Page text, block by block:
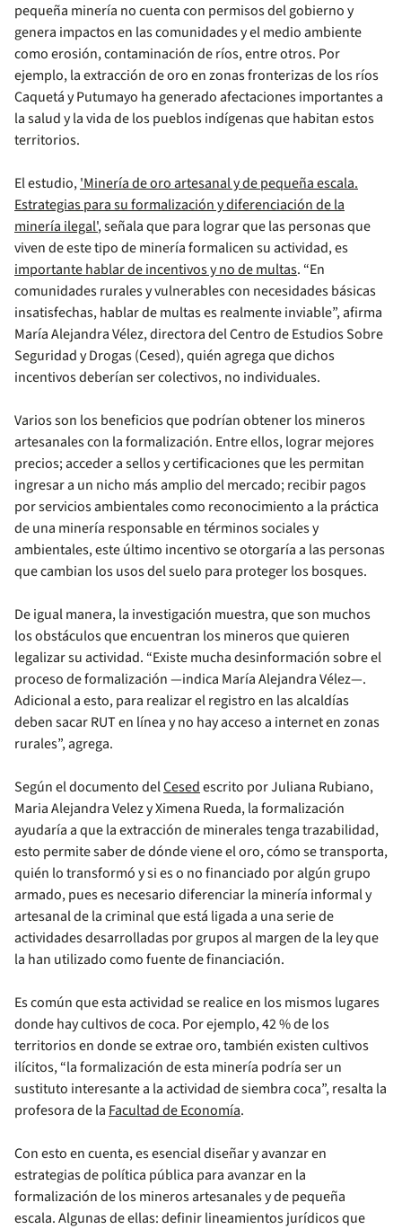
pequeña minería no cuenta con permisos del gobierno y
genera impactos en las comunidades y el medio ambiente
como erosión, contaminación de ríos, entre otros. Por
ejemplo, la extracción de oro en zonas fronterizas de los ríos
Caquetá y Putumayo ha generado afectaciones importantes a
la salud y la vida de los pueblos indígenas que habitan estos
territorios.
El estudio,'Minería de oro artesanal y de pequeña escala.
Estrategias para su formalización y diferenciación de la
minería ilegal', señala que para lograr que las personas que
viven de este tipo de minería formalicen su actividad, es
importante hablar de incentivos y no de multas. “En
comunidades rurales y vulnerables con necesidades básicas
insatisfechas, hablar de multas es realmente inviable”, afirma
María Alejandra Vélez, directora del Centro de Estudios Sobre
Seguridad y Drogas (Cesed), quién agrega que dichos
incentivos deberían ser colectivos, no individuales.
Varios son los beneficios que podrían obtener los mineros
artesanales con la formalización. Entre ellos, lograr mejores
precios; acceder a sellos y certificaciones que les permitan
ingresar a un nicho más amplio del mercado; recibir pagos
por servicios ambientales como reconocimiento a la práctica
de una minería responsable en términos sociales y
ambientales, este último incentivo se otorgaría a las personas
que cambian los usos del suelo para proteger los bosques.
De igual manera, la investigación muestra, que son muchos
los obstáculos que encuentran los mineros que quieren
legalizar su actividad. “Existe mucha desinformación sobre el
proceso de formalización —indica María Alejandra Vélez—.
Adicional a esto, para realizar el registro en las alcaldías
deben sacar RUT en línea y no hay acceso a internet en zonas
rurales”, agrega.
Según el documento delCesedescrito por Juliana Rubiano,
Maria Alejandra Velez y Ximena Rueda, la formalización
ayudaría a que la extracción de minerales tenga trazabilidad,
esto permite saber de dónde viene el oro, cómo se transporta,
quién lo transformó y si es o no financiado por algún grupo
armado, pues es necesario diferenciar la minería informal y
artesanal de la criminal que está ligada a una serie de
actividades desarrolladas por grupos al margen de la ley que
la han utilizado como fuente de financiación.
Es común que esta actividad se realice en los mismos lugares
donde hay cultivos de coca. Por ejemplo, 42 % de los
territorios en donde se extrae oro, también existen cultivos
ilícitos, “la formalización de esta minería podría ser un
sustituto interesante a la actividad de siembra coca”, resalta la
profesora de la Facultad de Economía.
Con esto en cuenta, es esencial diseñar y avanzar en
estrategias de política pública para avanzar en la
formalización de los mineros artesanales y de pequeña
escala. Algunas de ellas: definir lineamientos jurídicos que